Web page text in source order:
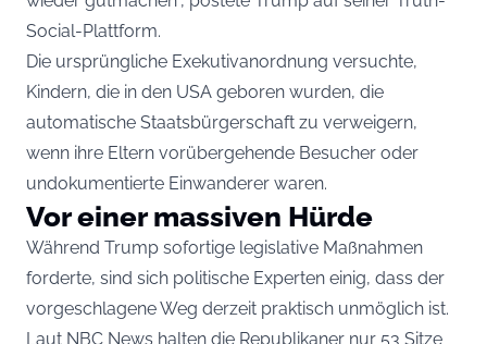
Social-Plattform.
Die ursprüngliche Exekutivanordnung versuchte,
Kindern, die in den USA geboren wurden, die
automatische Staatsbürgerschaft zu verweigern,
wenn ihre Eltern vorübergehende Besucher oder
undokumentierte Einwanderer waren.
Vor einer massiven Hürde
Während Trump sofortige legislative Maßnahmen
forderte, sind sich politische Experten einig, dass der
vorgeschlagene Weg derzeit praktisch unmöglich ist.
Laut NBC News halten die Republikaner nur 53 Sitze